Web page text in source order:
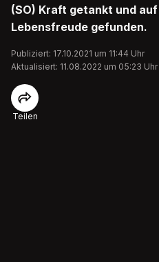
(SO) Kraft getankt und
Lebensfreude gefunden.
Publiziert: 17.10.2021 um 11:44 Uhr
Aktualisiert: 11.08.2022 um 05:23 Uhr
Teilen